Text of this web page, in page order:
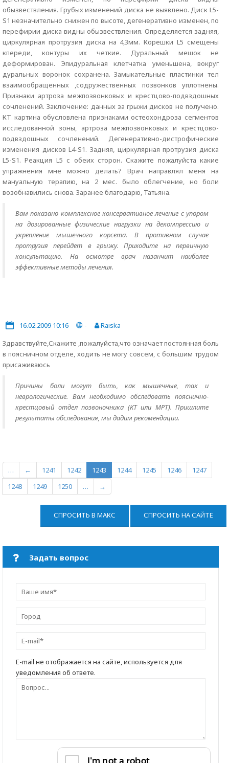
обызвествления. Грубых изменений диска не выявлено. Диск L5-
S1 незначительно снижен по высоте, дегенеративно изменен, по
перефирии диска видны обызвествления. Определяется задняя,
циркулярная протрузия диска на 4,3мм. Корешки L5 смещены
кпереди, контуры их четкие. Дуральный мешок не
деформирован. Эпидуральная клетчатка уменьшена, вокруг
дуральных воронок сохранена. Замыкательные пластинки тел
взаимообращенных ,содружественных позвонков уплотнены.
Признаки артроза межпозвонковых и крестцово-подвздошных
сочленений. Заключение: данных за грыжи дисков не получено.
КТ картина обусловлена признаками остеохондроза сегментов
исследованной зоны, артроза межпозвонковых и крестцово-
подвздошных сочленений. Дегенеративно-дистрофические
изменения дисков L4-S1. Задняя, циркулярная протрузия диска
L5-S1. Реакция L5 с обеих сторон. Скажите пожалуйста какие
упражнения мне можно делать? Врач направлял меня на
мануальную терапию, на 2 мес. было облегчение, но боли
возобнавились снова. Заранее благодарю, Татьяна.
Вам показано комплексное консервативное лечение с упором
на дозированные физические нагрузки на декомпрессию и
укрепление мышечного корсета. В противном случае
протрузия перейдет в грыжу. Приходите на первичную
консультацию. На осмотре врач назанчит наиболее
эффективные методы лечения.
16.02.2009 10:16 -
Raiska
Здравствуйте,Скажите ,пожалуйста,что означает постоянная боль
в поясничном отделе, ходить не могу совсем, с большим трудом
присаживаюсь
Причины боли могут быть, как мышечные, так и
неврологические. Вам необходимо обследовать пояснично-
крестцовый отдел позвоночника (КТ или МРТ). Пришлите
результаты обследования, мы дадим рекомендации.
… ← 1241 1242 1243 1244 1245 1246
1247
1248
1249 1250 … →
СПРОСИТЬ В МАКС СПРОСИТЬ НА САЙТЕ
Задать вопрос
E-mail не отображается на сайте, используется для
уведомления об ответе.